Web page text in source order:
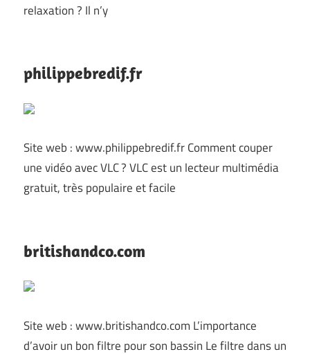
relaxation ? Il n’y
philippebredif.fr
Site web : www.philippebredif.fr Comment couper
une vidéo avec VLC ? VLC est un lecteur multimédia
gratuit, très populaire et facile
britishandco.com
Site web : www.britishandco.com L’importance
d’avoir un bon filtre pour son bassin Le filtre dans un